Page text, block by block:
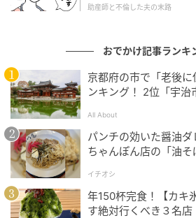
助産師と不倫した夫の末路
おでかけ記事ランキ
京都府の市で「老後
ンキング！ 2位「宇治
All About
パンチの効いた醤油
ちゃんぽん店の「油
イチオシ
年150杯完食！【カキ
す絶対行くべき３名店